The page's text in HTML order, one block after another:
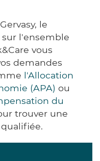
le
l'ensemble
vous
demandes
l'Allocation
(APA) ou
du
trouver une